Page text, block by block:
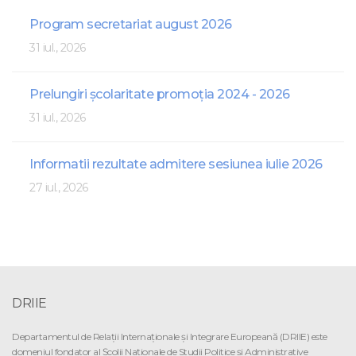
Program secretariat august 2026
31 iul., 2026
Prelungiri școlaritate promoția 2024 - 2026
31 iul., 2026
Informatii rezultate admitere sesiunea iulie 2026
27 iul., 2026
DRIIE
Departamentul de Relaţii Internaţionale şi Integrare Europeană (DRIIE) este
domeniul fondator al Şcolii Naţionale de Studii Politice şi Administrative